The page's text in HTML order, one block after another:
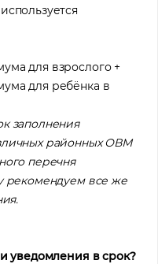
для взрослого +
для ребёнка в
заполнения
районных ОВМ
перечня
рекомендуем все же
уведомления в срок?